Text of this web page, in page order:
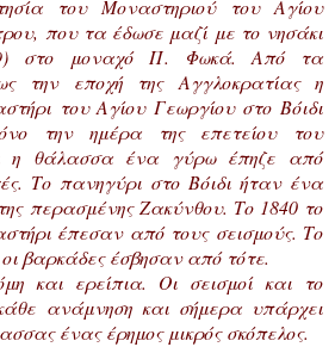
του Μοναστηριού του Αγίου
που τα έδωσε μαζί με το νησάκι
στο μοναχό Π. Φωκά. Από τα
την εποχή της Αγγλοκρατίας η
του Αγίου Γεωργίου στο Βόιδι
την ημέρα της επετείου του
η θάλασσα ένα γύρω έπηζε από
Το πανηγύρι στο Βόιδι ήταν ένα
περασμένης Ζακύνθου. Το 1840 το
έπεσαν από τους σεισμούς. Το
βαρκάδες έσβησαν από τότε.
και ερείπια. Οι σεισμοί και το
ανάμνηση και σήμερα υπάρχει
ένας έρημος μικρός σκόπελος.